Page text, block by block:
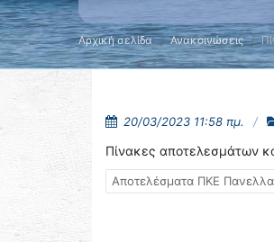
Αρχική σελίδα Ανακοινώσεις
20/03/2023 11:58 πμ.
Πίνακες αποτελεσμάτων
Αποτελέσματα ΠΚΕ